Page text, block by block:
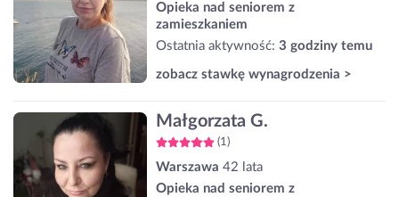
Opieka nad seniorem z
zamieszkaniem
Ostatnia aktywność: 3 godziny temu
zobacz stawkę wynagrodzenia >
Małgorzata G.
(1)
Warszawa 42 lata
Opieka nad seniorem z